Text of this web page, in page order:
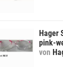
Hager
pink-
von